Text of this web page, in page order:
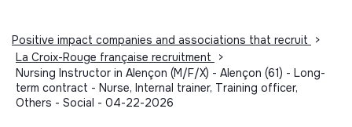
Positive impact companies and associations that recruit
>
La Croix-Rouge française recruitment
>
Nursing Instructor in Alençon (M/F/X) - Alençon (61) - Long-
term contract - Nurse, Internal trainer, Training officer,
Others - Social - 04-22-2026